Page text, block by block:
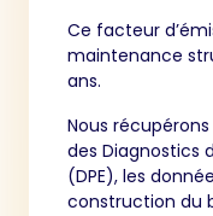
Ce facteur
maintenance
ans.
Nous
des Diagnostics
(DPE), les
construction du